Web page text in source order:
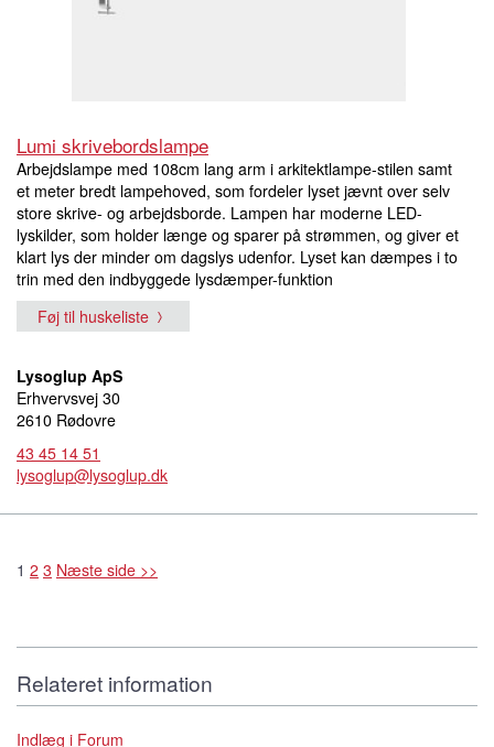
Lumi skrivebordslampe
Arbejdslampe med 108cm lang arm i arkitektlampe-stilen samt
et meter bredt lampehoved, som fordeler lyset jævnt over selv
store skrive- og arbejdsborde. Lampen har moderne LED-
lyskilder, som holder længe og sparer på strømmen, og giver et
klart lys der minder om dagslys udenfor. Lyset kan dæmpes i to
trin med den indbyggede lysdæmper-funktion
Føj til huskeliste
Lysoglup ApS
Erhvervsvej 30
2610 Rødovre
43 45 14 51
lysoglup@lysoglup.dk
1 2 3 Næste side >>
Relateret information
Indlæg i Forum